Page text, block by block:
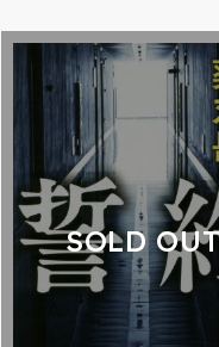
SOLD